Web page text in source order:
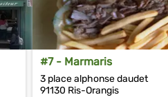
#7 - Marmaris
3 place alphonse daudet
91130 Ris-Orangis